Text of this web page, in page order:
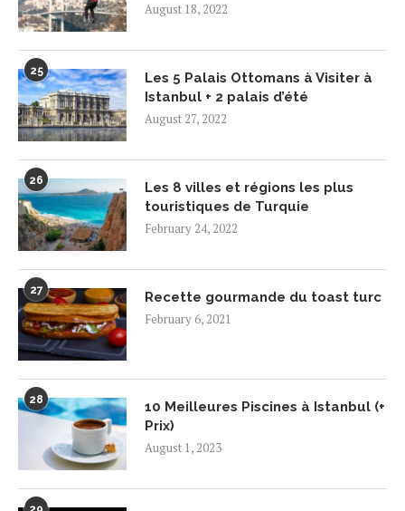
August 18, 2022
25
Les 5 Palais Ottomans à Visiter à
Istanbul + 2 palais d’été
August 27, 2022
26
Les 8 villes et régions les plus
touristiques de Turquie
February 24, 2022
27
Recette gourmande du toast turc
February 6, 2021
28
10 Meilleures Piscines à Istanbul (+
Prix)
August 1, 2023